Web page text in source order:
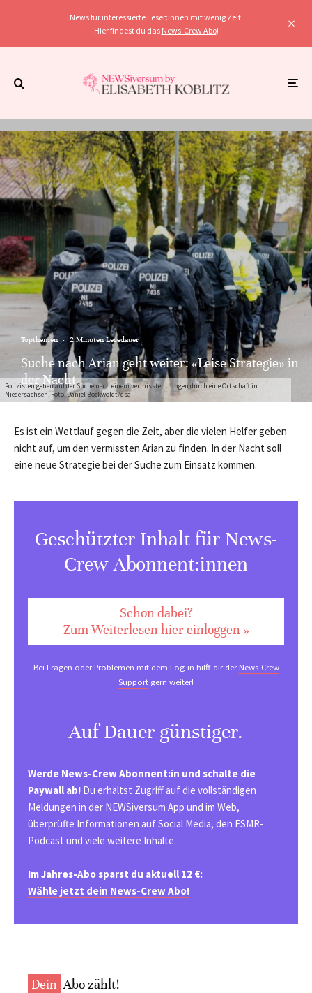
News für interessierte Leser:innen mit wenig Zeit.
Hier findest du das News-Crew Abo!
Polizisten gehen auf der Suche nach einem vermissten Jungen durch eine Ortschaft in
Niedersachsen. Foto: Daniel Bockwoldt/dpa
Topthemen · 2 Minuten Lesedauer
Suche nach Arian geht weiter: «Leise Strategie» in
der Nacht
Es ist ein Wettlauf gegen die Zeit, aber die vielen Helfer geben
nicht auf, um den vermissten Arian zu finden. In der Nacht soll
eine neue Strategie bei der Suche zum Einsatz kommen.
Geschützter Inhalt für News-
Crew Abonnent:innen
Schon dabei?
Zum Weiterlesen hier einloggen »
Bei Fragen oder Problemen mit dem Log-in hilft dir derNews-Crew
Support gern weiter!
Auf Dauer günstiger.
Werde News-Crew Abonnent:in und schalte die
Paywall ab! Du erhältst Zugriff auf die vollständigen
Meldungen in der NEWSiversum App und im Web,
überprüfte Informationen auf Social Media, den ESMR-
Podcast und viele weitere Inhalte.
Im Jahres-Abo sparst du aktuell 12 €:
Wähle jetzt dein News-Crew Abo!
Dein Abo zählt!